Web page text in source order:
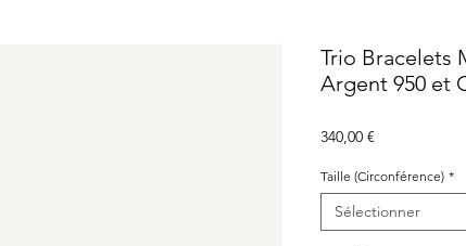
Trio Bracelets
Argent 950 et
340,00 €
Taille (Circonférence) *
Sélectionner